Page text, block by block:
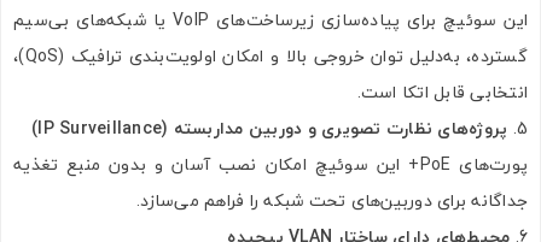
این سوئیچ برای پیاده‌سازی زیرساخت‌های VoIP یا شبکه‌های بی‌سیم
گسترده، به‌دلیل توان خروجی بالا و امکان اولویت‌بندی ترافیک (QoS)،
انتخابی قابل اتکا است.
پروژه‌های نظارت تصویری و دوربین مداربسته (IP Surveillance)
پورت‌های PoE+ این سوئیچ امکان نصب آسان و بدون منبع تغذیه
جداگانه برای دوربین‌های تحت شبکه را فراهم می‌سازد.